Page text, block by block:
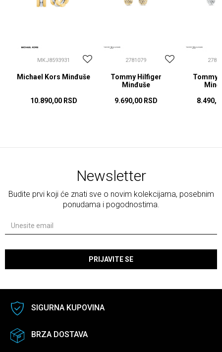
MKJ8593931
Michael Kors Minđuše
10.890,00 RSD
2781079
Tommy Hilfiger
Minđuše
9.690,00 RSD
Tommy
Newsletter
Budite prvi koji će znati sve o novim kolekcijama, posebnim
ponudama i pogodnostima.
PRIJAVITE SE
SIGURNA KUPOVINA
BRZA DOSTAVA